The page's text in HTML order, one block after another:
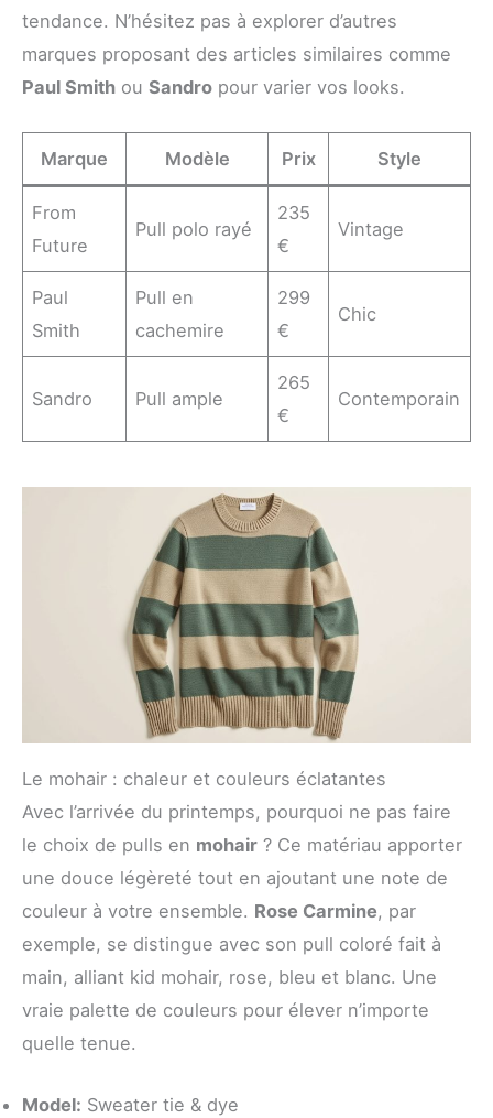
tendance. N’hésitez pas à explorer d’autres
marques proposant des articles similaires comme
Paul Smith ou Sandro pour varier vos looks.
Marque Modèle Prix Style
From
Future
Pull polo rayé
235
€
Vintage
Paul
Smith
Pull en
cachemire
299
€
Chic
Sandro Pull ample
265
€
Contemporain
Le mohair : chaleur et couleurs éclatantes
Avec l’arrivée du printemps, pourquoi ne pas faire
le choix de pulls en mohair ? Ce matériau apporter
une douce légèreté tout en ajoutant une note de
couleur à votre ensemble. Rose Carmine, par
exemple, se distingue avec son pull coloré fait à
main, alliant kid mohair, rose, bleu et blanc. Une
vraie palette de couleurs pour élever n’importe
quelle tenue.
Model: Sweater tie & dye